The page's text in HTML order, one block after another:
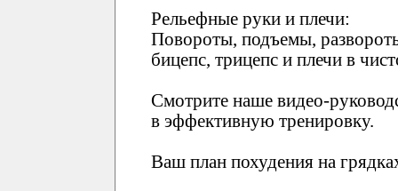
Рельефные руки и плечи:
Повороты, подъемы,
бицепс, трицепс и плечи в
Смотрите наше видео-
в эффективную тренировку.
Ваш план похудения на